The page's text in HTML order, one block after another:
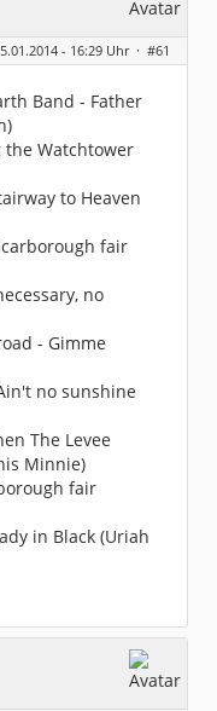
- 16:29 Uhr · #61
Band - Father
the Watchtower
to Heaven
fair
no
- Gimme
no sunshine
The Levee
Minnie)
fair
in Black (Uriah